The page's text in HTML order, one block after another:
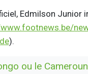
Edmilson Junior
).
ou le